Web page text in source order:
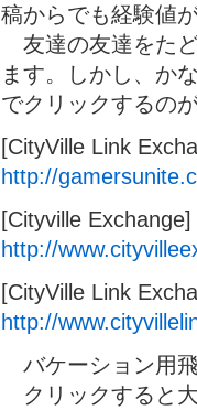
稿からでも経験値
友達の友達をた
ます。しかし、か
でクリックするの
[CityVille Link
http://
[Cityville Exchange]
http://
[CityVille Link
http://
バケーション用
クリックすると